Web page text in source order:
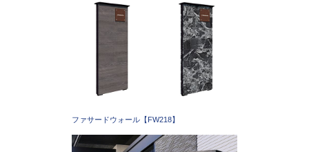
ファサードウォール【FW218】